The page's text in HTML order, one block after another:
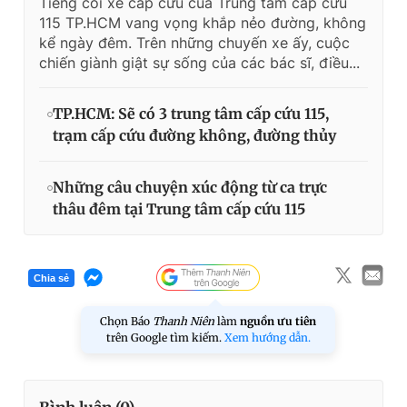
115 TP.HCM vang vọng khắp nẻo đường, không
kể ngày đêm. Trên những chuyến xe ấy, cuộc
chiến giành giật sự sống của các bác sĩ, điều...
TP.HCM: Sẽ có 3 trung tâm cấp cứu 115,
trạm cấp cứu đường không, đường thủy
Những câu chuyện xúc động từ ca trực
thâu đêm tại Trung tâm cấp cứu 115
Chia sẻ
Chọn Báo Thanh Niên làm nguồn ưu tiên
trên Google tìm kiếm. Xem hướng dẫn.